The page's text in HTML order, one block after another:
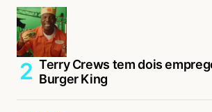
Terry Crews tem dois
Burger King